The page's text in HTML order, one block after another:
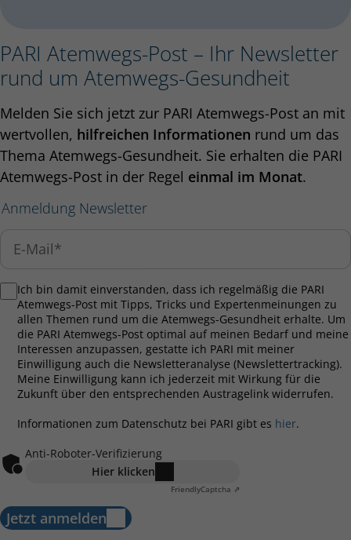
PARI Atemwegs-Post – Ihr Newsletter
rund um Atemwegs-Gesundheit
Melden Sie sich jetzt zur PARI Atemwegs-Post an mit
wertvollen, hilfreichen Informationen rund um das
Thema Atemwegs-Gesundheit. Sie erhalten die PARI
Atemwegs-Post in der Regel einmal im Monat.
Anmeldung Newsletter
Ich bin damit einverstanden, dass ich regelmäßig die PARI
Atemwegs-Post mit Tipps, Tricks und Expertenmeinungen zu
allen Themen rund um die Atemwegs-Gesundheit erhalte. Um
die PARI Atemwegs-Post optimal auf meinen Bedarf und meine
Interessen anzupassen, gestatte ich PARI mit meiner
Einwilligung auch die Newsletteranalyse (Newslettertracking).
Meine Einwilligung kann ich jederzeit mit Wirkung für die
Zukunft über den entsprechenden Austragelink widerrufen.
Informationen zum Datenschutz bei PARI gibt es hier.
Anti-Roboter-Verifizierung
Hier klicken
FriendlyCaptcha ⇗
Jetzt anmelden